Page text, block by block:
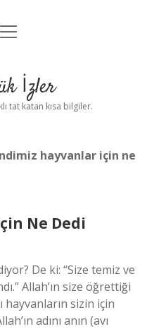
Uyarı
menüyü
İzler
tat katan kısa bilgiler.
hayvanlar için ne
Ne Dedi
De ki: “Size temiz ve
Allah’ın size öğrettiği
hayvanların sizin için
adını anın (avı